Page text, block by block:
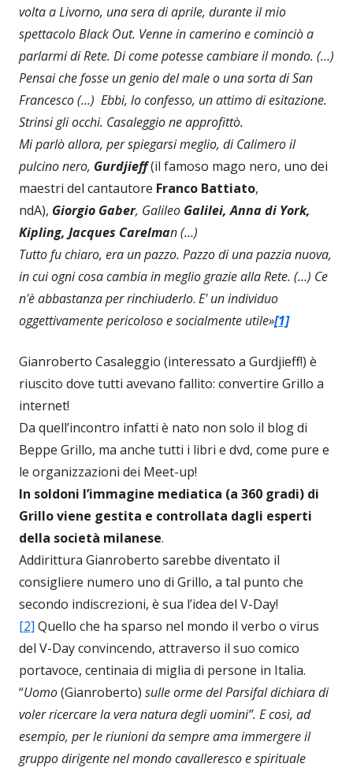
volta a Livorno, una sera di aprile, durante il mio
spettacolo Black Out. Venne in camerino e cominciò a
parlarmi di Rete. Di come potesse cambiare il mondo. (…)
Pensai che fosse un genio del male o una sorta di San
Francesco (...) Ebbi, lo confesso, un attimo di esitazione.
Strinsi gli occhi. Casaleggio ne approfittò.
Mi parlò allora, per spiegarsi meglio, di Calimero il
pulcino nero, Gurdjieff(il famoso mago nero, uno dei
maestri del cantautore Franco Battiato,
ndA), Giorgio Gaber, Galileo Galilei, Anna di York,
Kipling, Jacques Carelman (…)
Tutto fu chiaro, era un pazzo. Pazzo di una pazzia nuova,
in cui ogni cosa cambia in meglio grazie alla Rete. (…) Ce
n'è abbastanza per rinchiuderlo. E' un individuo
oggettivamente pericoloso e socialmente utile»[1]
Gianroberto Casaleggio (interessato a Gurdjieff!) è
riuscito dove tutti avevano fallito: convertire Grillo a
internet!
Da quell’incontro infatti è nato non solo il blog di
Beppe Grillo, ma anche tutti i libri e dvd, come pure e
le organizzazioni dei Meet-up!
In soldoni l’immagine mediatica (a 360 gradi) di
Grillo viene gestita e controllata dagli esperti
della società milanese.
Addirittura Gianroberto sarebbe diventato il
consigliere numero uno di Grillo, a tal punto che
secondo indiscrezioni, è sua l’idea del V-Day!
[2] Quello che ha sparso nel mondo il verbo o virus
del V-Day convincendo, attraverso il suo comico
portavoce, centinaia di miglia di persone in Italia.
“Uomo(Gianroberto) sulle orme del Parsifal dichiara di
voler ricercare la vera natura degli uomini”. E così, ad
esempio, per le riunioni da sempre ama immergere il
gruppo dirigente nel mondo cavalleresco e spirituale